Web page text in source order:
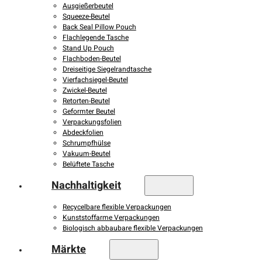
Ausgießerbeutel
Squeeze-Beutel
Back Seal Pillow Pouch
Flachlegende Tasche
Stand Up Pouch
Flachboden-Beutel
Dreiseitige Siegelrandtasche
Vierfachsiegel-Beutel
Zwickel-Beutel
Retorten-Beutel
Geformter Beutel
Verpackungsfolien
Abdeckfolien
Schrumpfhülse
Vakuum-Beutel
Belüftete Tasche
Nachhaltigkeit
Recycelbare flexible Verpackungen
Kunststoffarme Verpackungen
Biologisch abbaubare flexible Verpackungen
Märkte